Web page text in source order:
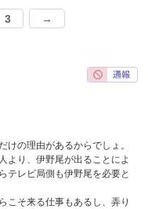
3 →
けの理由があるからでしょ。
より、伊野尾が出ることによ
テレビ局側も伊野尾を必要と
こそ来る仕事もあるし、弄り